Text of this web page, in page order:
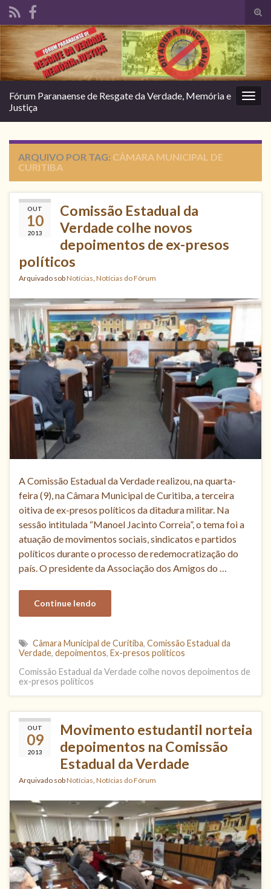
de
Search for:
Fórum Paranaense de Resgate da Verdade, Memória e
Justiça
ARQUIVO POR TAG: CÂMARA MUNICIPAL DE
CURITIBA
OUT
10
2013
Comissão Estadual da
Verdade colhe novos
depoimentos de ex-presos
políticos
Arquivado sobNotícias Notícias do Fórum
A Comissão Estadual da Verdade realizou, na quarta-
feira (9), na Câmara Municipal de Curitiba, a terceira
oitiva de ex-presos políticos da ditadura militar. Na
sessão intitulada “Manoel Jacinto Correia”, o tema foi a
atuação de movimentos sociais, sindicatos e partidos
políticos durante o processo de redemocratização do
país. O presidente da Associação dos Amigos do …
Continue lendo
Câmara Municipal de Curitiba, Comissão Estadual da
Verdade, depoimentos, Ex-presos políticos
Comissão Estadual da Verdade colhe novos depoimentos de
ex-presos políticos
OUT
09
2013
Movimento estudantil norteia
depoimentos na Comissão
Estadual da Verdade
Arquivado sobNotícias Notícias do Fórum